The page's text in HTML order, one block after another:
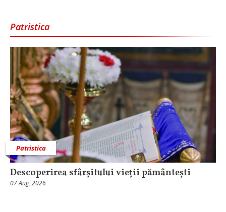
Patristica
Patristica
Descoperirea sfârșitului vieții pământești
07 Aug, 2026